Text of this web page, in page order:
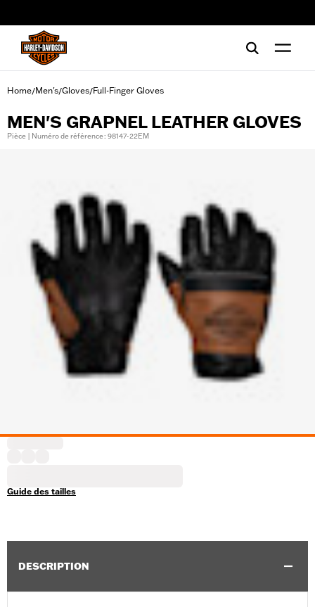
Home/Men's/Gloves/Full-Finger Gloves
MEN'S GRAPNEL LEATHER GLOVES
Pièce | Numéro de référence : 98147-22EM
Guide des tailles
DESCRIPTION